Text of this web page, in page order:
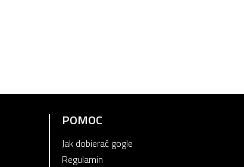
POMOC
Jak dobierać gogle
Regulamin